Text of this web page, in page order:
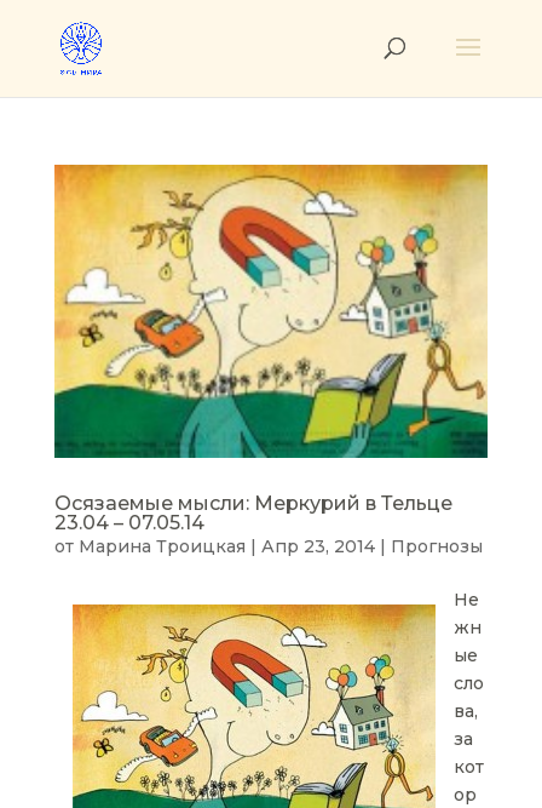
Осязаемые мысли: Меркурий в Тельце
23.04 – 07.05.14
от Марина Троицкая | Апр 23, 2014| Прогнозы
Не
жн
ые
сло
ва,
за
кот
ор